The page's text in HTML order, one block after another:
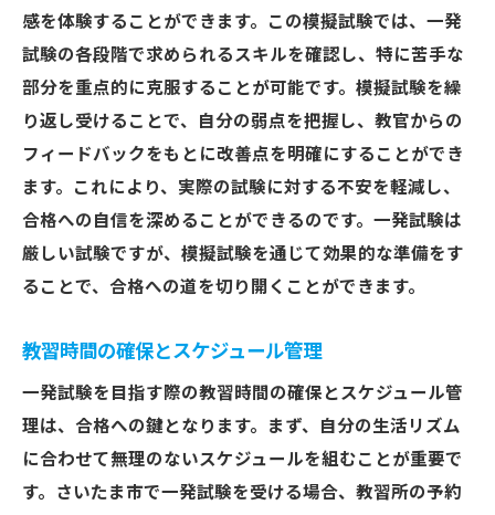
感を体験することができます。この模擬試験では、一発
試験の各段階で求められるスキルを確認し、特に苦手な
部分を重点的に克服することが可能です。模擬試験を繰
り返し受けることで、自分の弱点を把握し、教官からの
フィードバックをもとに改善点を明確にすることができ
ます。これにより、実際の試験に対する不安を軽減し、
合格への自信を深めることができるのです。一発試験は
厳しい試験ですが、模擬試験を通じて効果的な準備をす
ることで、合格への道を切り開くことができます。
教習時間の確保とスケジュール管理
一発試験を目指す際の教習時間の確保とスケジュール管
理は、合格への鍵となります。まず、自分の生活リズム
に合わせて無理のないスケジュールを組むことが重要で
す。さいたま市で一発試験を受ける場合、教習所の予約